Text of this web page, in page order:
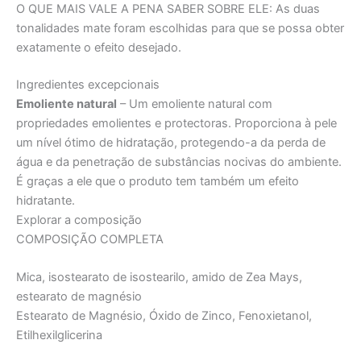
O QUE MAIS VALE A PENA SABER SOBRE ELE: As duas
tonalidades mate foram escolhidas para que se possa obter
exatamente o efeito desejado.
Ingredientes excepcionais
Emoliente natural – Um emoliente natural com
propriedades emolientes e protectoras. Proporciona à pele
um nível ótimo de hidratação, protegendo-a da perda de
água e da penetração de substâncias nocivas do ambiente.
É graças a ele que o produto tem também um efeito
hidratante.
Explorar a composição
COMPOSIÇÃO COMPLETA
Mica, isostearato de isostearilo, amido de Zea Mays,
estearato de magnésio
Estearato de Magnésio, Óxido de Zinco, Fenoxietanol,
Etilhexilglicerina